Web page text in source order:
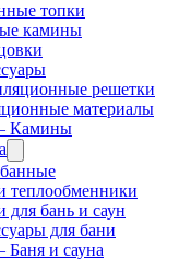
топки
камины
решетки
материалы
Камины
теплообменники
для бань и саун
для бани
и сауна